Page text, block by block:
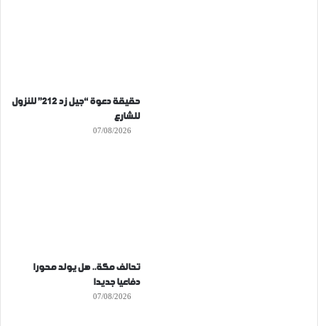
حقيقة دعوة “جيل زد 212” للنزول
للشارع
07/08/2026
تحالف مكة.. هل يولد محورا
دفاعيا جديدا
07/08/2026